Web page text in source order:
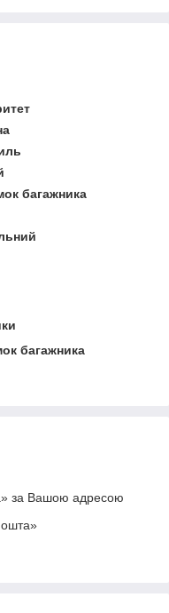
багажника
багажника
за Вашою адресою